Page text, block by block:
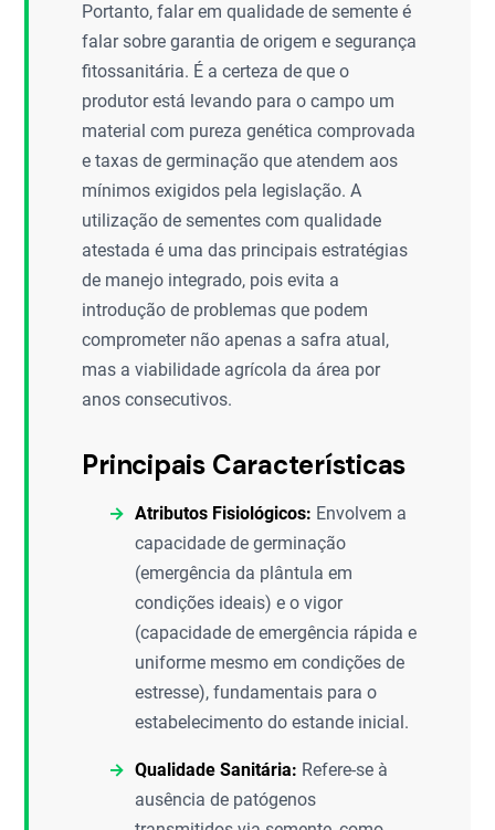
Portanto, falar em qualidade de semente é
falar sobre garantia de origem e segurança
fitossanitária. É a certeza de que o
produtor está levando para o campo um
material com pureza genética comprovada
e taxas de germinação que atendem aos
mínimos exigidos pela legislação. A
utilização de sementes com qualidade
atestada é uma das principais estratégias
de manejo integrado, pois evita a
introdução de problemas que podem
comprometer não apenas a safra atual,
mas a viabilidade agrícola da área por
anos consecutivos.
Principais Características
Atributos Fisiológicos: Envolvem a
capacidade de germinação
(emergência da plântula em
condições ideais) e o vigor
(capacidade de emergência rápida e
uniforme mesmo em condições de
estresse), fundamentais para o
estabelecimento do estande inicial.
Qualidade Sanitária: Refere-se à
ausência de patógenos